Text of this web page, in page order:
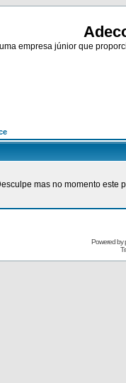
empresa júnior que
mas no momento este
Powered by